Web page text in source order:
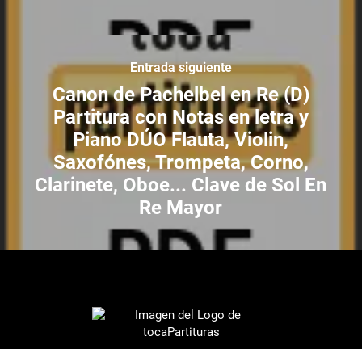
Entrada siguiente
Canon de Pachelbel en Re (D)
Partitura con Notas en letra y
Piano DÚO Flauta, Violin,
Saxofónes, Trompeta, Corno,
Clarinete, Oboe... Clave de Sol En
Re Mayor